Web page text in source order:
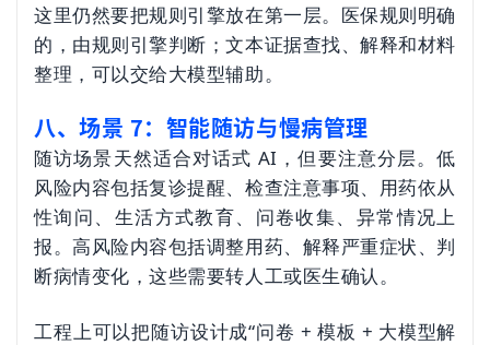
这里仍然要把规则引擎放在第一层。医保规则明确
的，由规则引擎判断；文本证据查找、解释和材料
整理，可以交给大模型辅助。
八、场景 7：智能随访与慢病管理
随访场景天然适合对话式 AI，但要注意分层。低
风险内容包括复诊提醒、检查注意事项、用药依从
性询问、生活方式教育、问卷收集、异常情况上
报。高风险内容包括调整用药、解释严重症状、判
断病情变化，这些需要转人工或医生确认。
工程上可以把随访设计成“问卷 + 模板 + 大模型解